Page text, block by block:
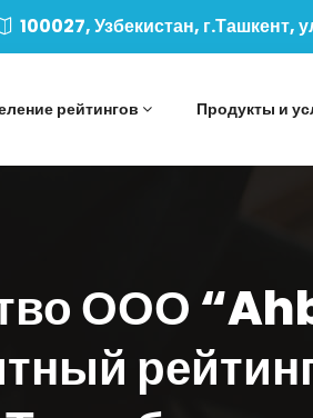
100027, Узбекистан, г.Ташкент,
рейтингов Продукты и
ООО